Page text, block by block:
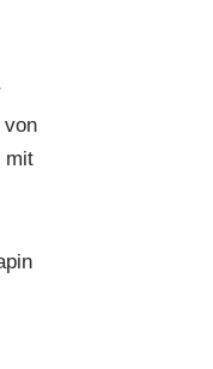
von
mit